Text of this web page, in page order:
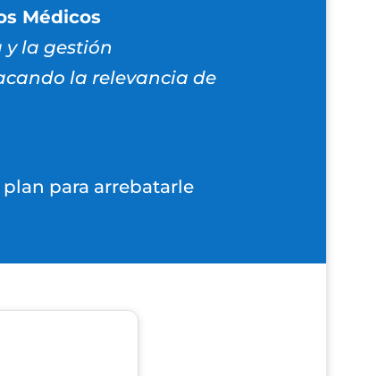
Médicos
y la gestión
la relevancia de
para arrebatarle